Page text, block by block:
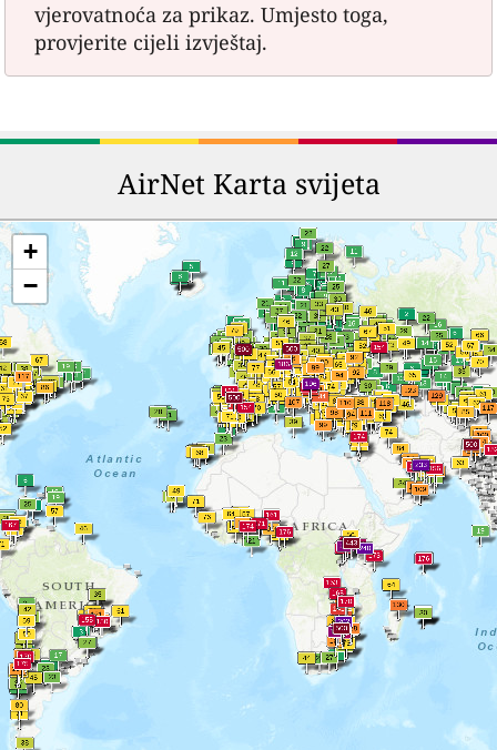
vjerovatnoća za prikaz. Umjesto toga,
provjerite cijeli izvještaj.
AirNet Karta svijeta
+
−